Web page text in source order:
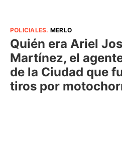
POLICIALES. MERLO
Quién era Ariel
Martínez, el
de la Ciudad que
tiros por